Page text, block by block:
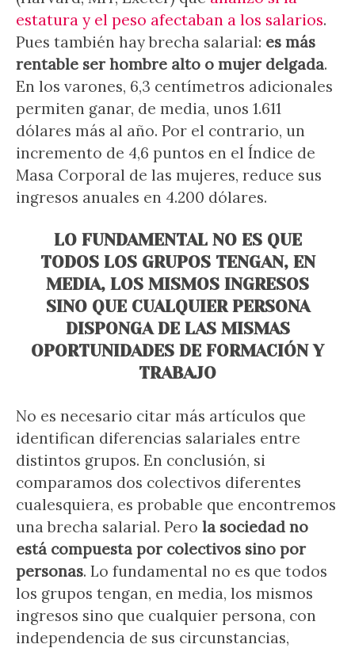
estatura y el peso afectaban a los salarios.
Pues también hay brecha salarial: es más
rentable ser hombre alto o mujer delgada.
En los varones, 6,3 centímetros adicionales
permiten ganar, de media, unos 1.611
dólares más al año. Por el contrario, un
incremento de 4,6 puntos en el Índice de
Masa Corporal de las mujeres, reduce sus
ingresos anuales en 4.200 dólares.
LO FUNDAMENTAL NO ES QUE
TODOS LOS GRUPOS TENGAN, EN
MEDIA, LOS MISMOS INGRESOS
SINO QUE CUALQUIER PERSONA
DISPONGA DE LAS MISMAS
OPORTUNIDADES DE FORMACIÓN Y
TRABAJO
No es necesario citar más artículos que
identifican diferencias salariales entre
distintos grupos. En conclusión, si
comparamos dos colectivos diferentes
cualesquiera, es probable que encontremos
una brecha salarial. Pero la sociedad no
está compuesta por colectivos sino por
personas. Lo fundamental no es que todos
los grupos tengan, en media, los mismos
ingresos sino que cualquier persona, con
independencia de sus circunstancias,